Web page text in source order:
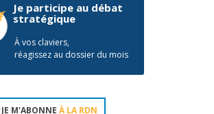
Je participe au débat
stratégique
À vos claviers,
réagissez au dossier du mois
JE M'ABONNE À LA RDN